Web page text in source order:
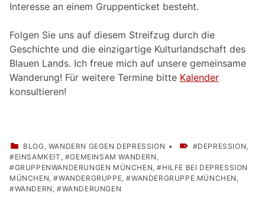
Interesse an einem Gruppenticket besteht.
Folgen Sie uns auf diesem Streifzug durch die
Geschichte und die einzigartige Kulturlandschaft des
Blauen Lands. Ich freue mich auf unsere gemeinsame
Wanderung! Für weitere Termine bitte Kalender
konsultieren!
CATEGORIZED IN:
BLOG, WANDERN GEGEN DEPRESSION TAGGED AS:DEPRESSION,
EINSAMKEIT , GEMEINSAM WANDERN ,
GRUPPENWANDERUNGEN MÜNCHEN,
HILFE BEI DEPRESSION
MÜNCHEN, WANDERGRUPPE, WANDERGRUPPE MÜNCHEN ,
WANDERN , WANDERUNGEN
Skip back to main navigation